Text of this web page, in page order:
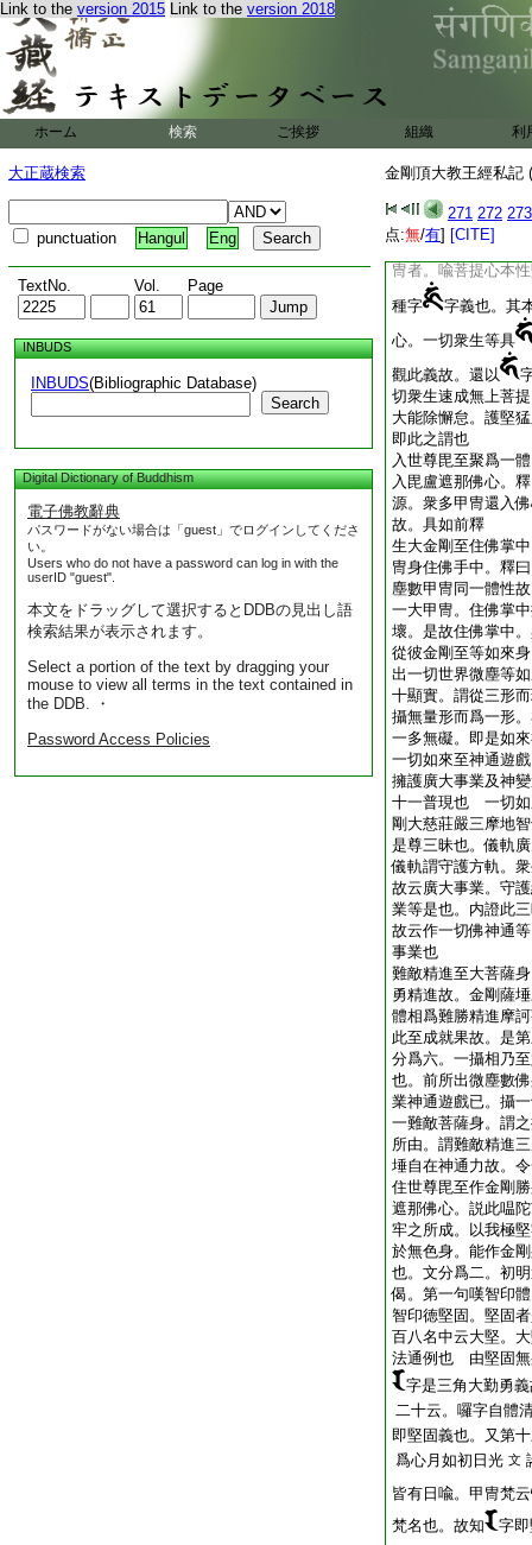
Link to the version 2015 Link to the version 2018
ホーム 検索 ご挨拶 組織 利
大正蔵検索
punctuation Hangul Eng
TextNo. Vol. Page
INBUDS
INBUDS(Bibliographic Database)
Search
Digital Dictionary of Buddhism
電子佛教辭典
パスワードがない場合は「guest」でログインしてくださ
い。
Users who do not have a password can log in with the
userID "guest".
本文をドラッグして選択するとDDBの見出し語
検索結果が表示されます。
Select a portion of the text by dragging your
mouse to view all terms in the text contained in
the DDB. ・
Password Access Policies
金剛頂大教王經私記
271 272 273
点:無/有] [CITE]
此金剛甲冑。是故
次明甲義。若法是
假名。從縁遷變尚
">干。是故名爲金
所畏聲。亦是自在
惠具足證此訶字門
障普護衆生。是故
字義同也。
冑者。喩菩提心本
種字
字義也。其
心。一切衆生等具
觀此義故。還以
切衆生速成無上菩
大能除懈怠。護堅
即此之謂也
入世尊毘至聚爲一
入毘盧遮那佛心。
源。衆多甲冑還入
故。具如前釋
生大金剛至住佛掌
冑身住佛手中。釋
塵數甲冑同一體性
一大甲冑。住佛掌
壞。是故住佛掌中
從彼金剛至等如來
出一切世界微塵等
十顯實。謂從三形
攝無量形而爲一形
一多無礙。即是如
一切如來至神通遊
擁護廣大事業及神
十一普現也 一切如
剛大慈莊嚴三摩地
是尊三昧也。儀軌
儀軌謂守護方軌。
故云廣大事業。守
業等是也。内證此
故云作一切佛神通
事業也
難敵精進至大菩薩
勇精進故。金剛薩
體相爲難勝精進摩
此至成就果故。是
分爲六。一攝相乃
也。前所出微塵數
業神通遊戲已。攝
一難敵菩薩身。謂
所由。謂難敵精進
埵自在神通力故。
住世尊毘至作金剛
遮那佛心。説此嗢
牢之所成。以我極
於無色身。能作金
也。文分爲二。初
偈。第一句嘆智印
智印徳堅固。堅固
百八名中云大堅。
法通例也 由堅固無
字是三角大勤勇
二十云。囉字自體
即堅固義也。又第
爲心月如初日光 文
皆有日喩。甲冑梵云
梵名也。故知
字